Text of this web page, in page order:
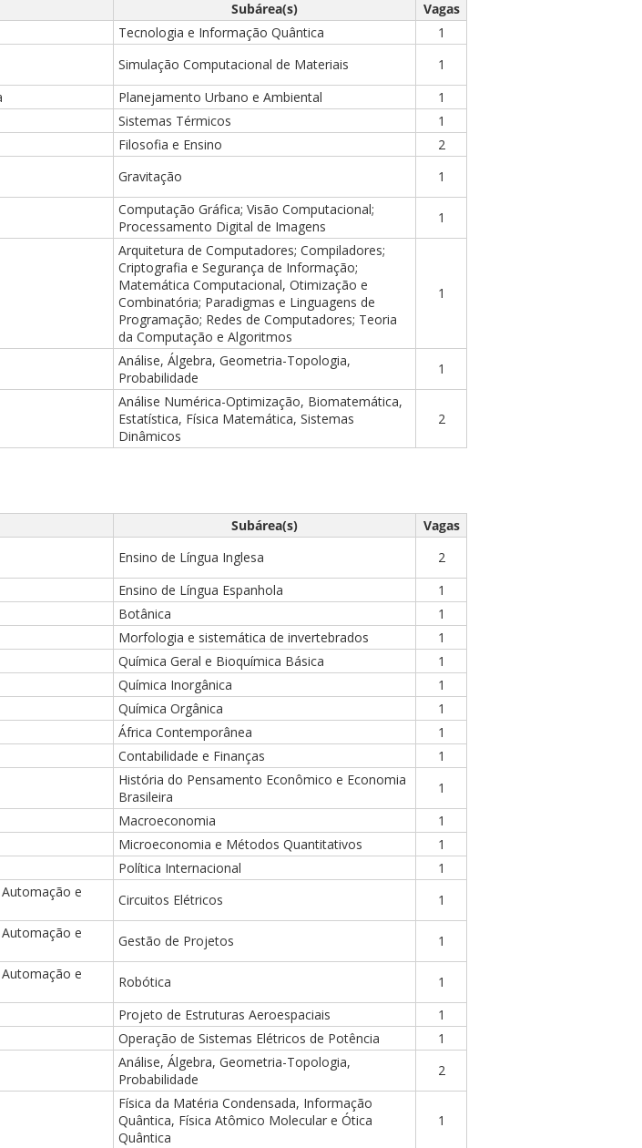
Subárea(s)
Vagas
Tecnologia e Informação Quântica
1
Simulação Computacional de Materiais
1
Planejamento Urbano e Ambiental
1
Sistemas Térmicos
1
Filosofia e Ensino
2
Gravitação 1
Computação Gráfica; Visão Computacional;
Processamento Digital de Imagens
1
Arquitetura de Computadores; Compiladores;
Criptografia e Segurança de Informação;
Matemática Computacional, Otimização e
Combinatória; Paradigmas e Linguagens de
Programação; Redes de Computadores; Teoria
da Computação e Algoritmos
1
Análise, Álgebra, Geometria-Topologia,
Probabilidade
1
Análise Numérica-Optimização, Biomatemática,
Estatística, Física Matemática, Sistemas
Dinâmicos
2
Subárea(s)
Vagas
Ensino de Língua Inglesa
2
Ensino de Língua Espanhola
1
Botânica
1
Morfologia e sistemática de invertebrados
1
Química Geral e Bioquímica Básica
1
Química Inorgânica
1
Química Orgânica
1
África Contemporânea
1
Contabilidade e Finanças
1
História do Pensamento Econômico e Economia
Brasileira
1
Macroeconomia
1
Microeconomia e Métodos Quantitativos
1
Política Internacional
1
e
Circuitos Elétricos 1
e
Gestão de Projetos 1
e
Robótica
1
Projeto de Estruturas Aeroespaciais
1
Operação de Sistemas Elétricos de Potência
1
Análise, Álgebra, Geometria-Topologia,
Probabilidade
2
Física da Matéria Condensada, Informação
Quântica, Física Atômico Molecular e Ótica
Quântica
1